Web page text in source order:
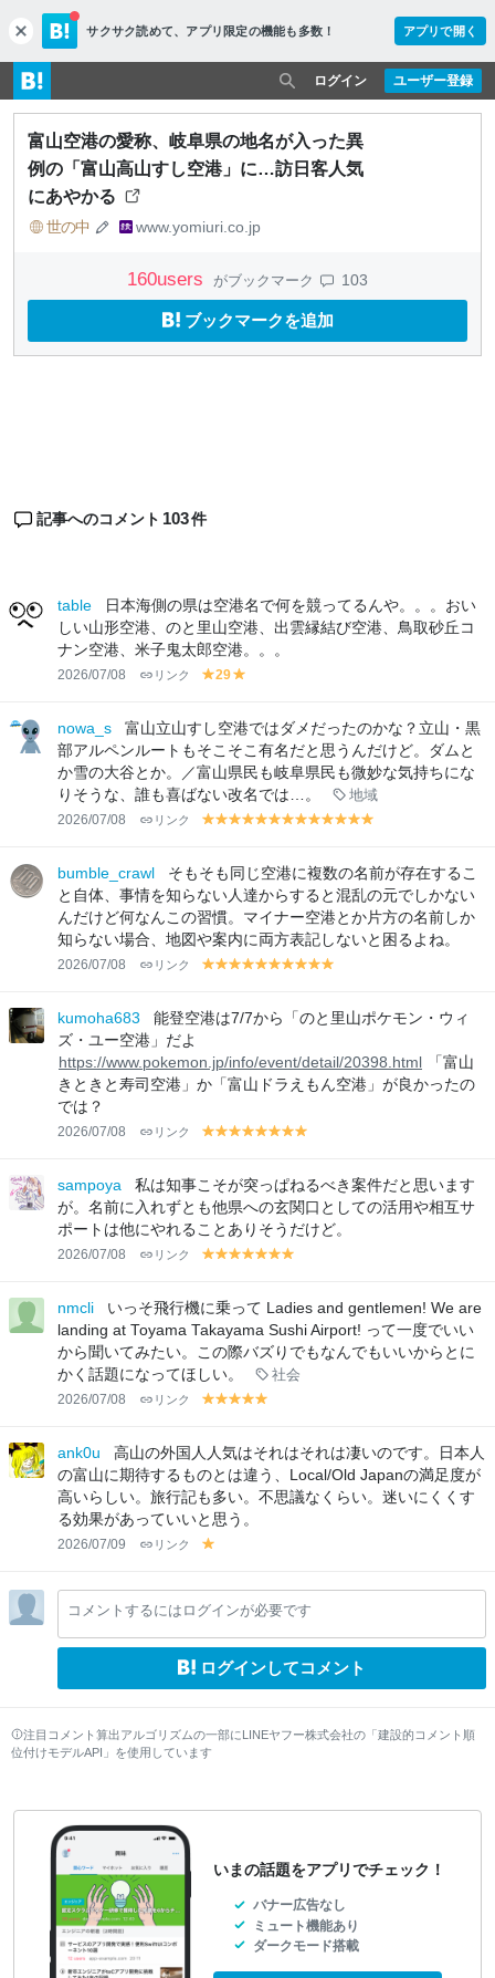
c
l
o
s
e
サクサク読めて、 アプリ限定の機能も多数！ アプリで開く
ユーザー登録
ログイン
富山空港の愛称、岐阜県の地名が入った異
例の「富山高山すし空港」に…訪日客人気
にあやかる
世の中 www.yomiuri.co.jp
160users がブックマーク 103
ブックマークを追加
記事へのコメント 103件
table
日本海側の県は空港名で何を競ってるんや。。。おい
しい山形空港、のと里山空港、出雲縁結び空港、鳥取砂丘コ
ナン空港、米子鬼太郎空港。。。
2026/07/08 リンク
y
lo
w
29
lo
w
nowa_s
富山立山すし空港ではダメだったのかな？立山・黒
部アルペンルートもそこそこ有名だと思うんだけど。ダムと
か雪の大谷とか。／富山県民も岐阜県民も微妙な気持ちにな
りそうな、誰も喜ばない改名では…。
地域
2026/07/08 リンク
y
lo
w
y
lo
w
y
lo
w
y
lo
w
y
lo
w
y
lo
w
y
lo
w
y
lo
w
y
lo
w
y
lo
w
y
lo
w
y
lo
w
lo
w
bumble_crawl
そもそも同じ空港に複数の名前が存在するこ
と自体、事情を知らない人達からすると混乱の元でしかない
んだけど何なんこの習慣。マイナー空港とか片方の名前しか
知らない場合、地図や案内に両方表記しないと困るよね。
2026/07/08 リンク
y
lo
y
lo
y
lo
y
lo
y
lo
y
lo
y
lo
y
lo
y
lolo
kumoha683
能登空港は7/7から「のと里山ポケモン・ウィ
ズ・ユー空港」だよ
https://www.pokemon.jp/info/event/detail/20398.html
「富山
きときと寿司空港」か「富山ドラえもん空港」が良かったの
では？
2026/07/08 リンク
y
lo
w
y
lo
w
y
lo
w
y
lo
w
y
lo
w
y
lo
w
y
lo
w
lo
w
sampoya
私は知事こそが突っぱねるべき案件だと思います
が。名前に入れずとも他県への玄関口としての活用や相互サ
ポートは他にやれることありそうだけど。
2026/07/08 リンク
y
lo
w
y
lo
w
y
lo
w
y
lo
w
y
lo
w
y
lo
w
lo
w
nmcli
いっそ飛行機に乗って Ladies and gentlemen! We are
landing at Toyama Takayama Sushi Airport! って一度でいい
から聞いてみたい。この際バズりでもなんでもいいからとに
かく話題になってほしい。
社会
2026/07/08 リンク
y
lo
w
y
lo
w
y
lo
w
y
lo
w
lo
w
ank0u
高山の外国人人気はそれはそれは凄いのです。日本人
の富山に期待するものとは違う、Local/Old Japanの満足度が
高いらしい。旅行記も多い。不思議なくらい。迷いにくくす
る効果があっていいと思う。
2026/07/09 リンク
lo
w
コメントするにはログインが必要です
ログインしてコメント
注目コメント算出アルゴリズムの一部にLINEヤフー株式会社の「建設的コメント順
位付けモデルAPI」を使用しています
いまの話題をアプリでチェック！
バナー広告なし
ミュート機能あり
ダークモード搭載